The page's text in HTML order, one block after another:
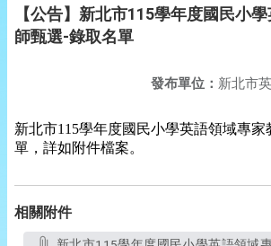
【公告】新北市115學年度國民小
師甄選-錄取名單
發布單位： 新北市
新北市115學年度國民小學英語領域專家
單，詳如附件檔案。
相關附件